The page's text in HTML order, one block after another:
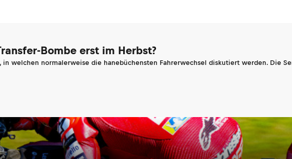
Bombe erst im Herbst?
welchen normalerweise die hanebüchensten Fahrerwechsel diskutiert werden. Die